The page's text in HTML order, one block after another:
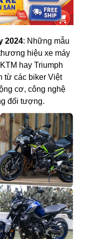
2024: Những mẫu
hiệu xe máy
hay Triumph
từ các biker Việt
cơ, công nghệ
đối tượng.